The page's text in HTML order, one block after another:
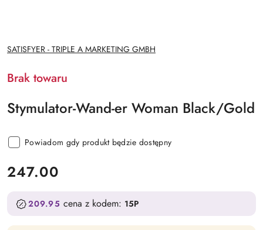
NAZWA
PRODUCENTA:
SATISFYER - TRIPLE A MARKETING GMBH
Brak towaru
Stymulator-Wand-er Woman Black/Gold
Powiadom gdy produkt będzie dostępny
cena:
247.00
209.95 cena z kodem: 15P